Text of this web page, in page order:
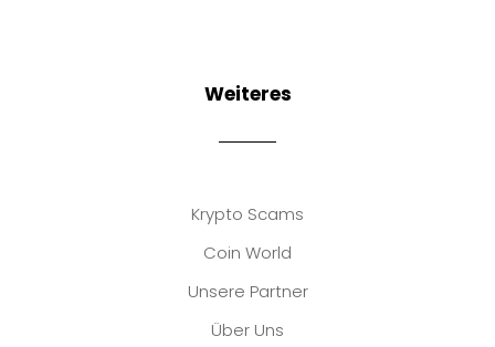
Weiteres
Krypto Scams
Coin World
Unsere Partner
Über Uns